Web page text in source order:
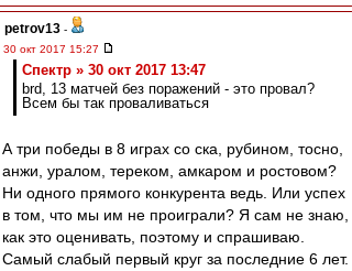
petrov13 -
30 окт 2017 15:27
Спектр » 30 окт 2017 13:47
brd, 13 матчей без поражений - это провал?
Всем бы так проваливаться
А три победы в 8 играх со ска, рубином, тосно,
анжи, уралом, тереком, амкаром и ростовом?
Ни одного прямого конкурента ведь. Или успех
в том, что мы им не проиграли? Я сам не знаю,
как это оценивать, поэтому и спрашиваю.
Самый слабый первый круг за последние 6 лет.